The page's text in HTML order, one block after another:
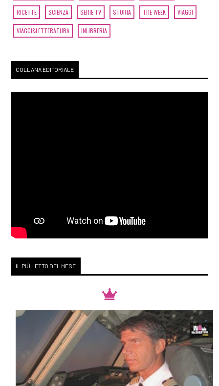
RICETTE SCIENZA SERIE TV STORIA THE WEEK VIAGGI
VIAGGI&LETTERATURA INLIBRERIA
COLLANA EDITORIALE
IL PIÙ LETTO DEL MESE